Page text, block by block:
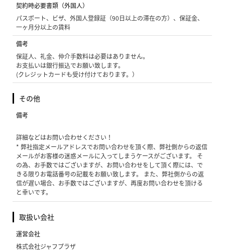
契約時必要書類（外国人）
パスポート、ビザ、外国人登録証（90日以上の滞在の方）、保証金、
一ヶ月分以上の賃料
備考
保証人、礼金、仲介手数料は必要はありません。
お支払いは銀行振込でお願い致します。
(クレジットカードも受け付けております。）
その他
備考
詳細などはお問い合わせください！
* 弊社指定メールアドレスでお問い合わせを頂く際、弊社側からの返信
メールがお客様の迷惑メールに入ってしまうケースがございます。 そ
の為、お手数ではございますが、お問い合わせをして頂く際には、で
きる限りお電話番号の記載をお願い致します。 また、弊社側からの返
信が遅い場合、お手数ではございますが、再度お問い合わせを頂ける
と幸いです。
取扱い会社
運営会社
株式会社ジャフプラザ